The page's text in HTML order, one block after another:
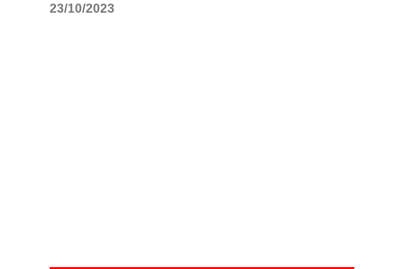
23/10/2023